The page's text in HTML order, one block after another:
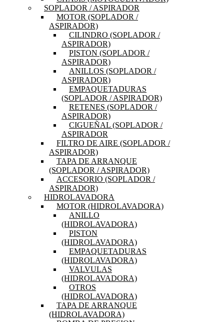
SOPLADOR / ASPIRADOR
MOTOR (SOPLADOR /
ASPIRADOR)
CILINDRO (SOPLADOR /
ASPIRADOR)
PISTON (SOPLADOR /
ASPIRADOR)
ANILLOS (SOPLADOR /
ASPIRADOR)
EMPAQUETADURAS
(SOPLADOR / ASPIRADOR)
RETENES (SOPLADOR /
ASPIRADOR)
CIGUEÑAL (SOPLADOR /
ASPIRADOR
FILTRO DE AIRE (SOPLADOR /
ASPIRADOR)
TAPA DE ARRANQUE
(SOPLADOR / ASPIRADOR)
ACCESORIO (SOPLADOR /
ASPIRADOR)
HIDROLAVADORA
MOTOR (HIDROLAVADORA)
ANILLO
(HIDROLAVADORA)
PISTON
(HIDROLAVADORA)
EMPAQUETADURAS
(HIDROLAVADORA)
VALVULAS
(HIDROLAVADORA)
OTROS
(HIDROLAVADORA)
TAPA DE ARRANQUE
(HIDROLAVADORA)